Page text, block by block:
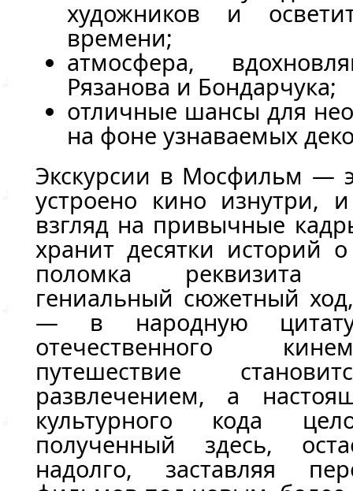
художников и
времени;
атмосфера,
Рязанова и Бондарчука;
отличные шансы для
на фоне узнаваемых
Экскурсии в Мосфильм —
устроено кино изнутри,
взгляд на привычные
хранит десятки историй
поломка реквизита
гениальный сюжетный
— в народную
отечественного
путешествие
развлечением, а
культурного кода
полученный здесь,
надолго, заставляя